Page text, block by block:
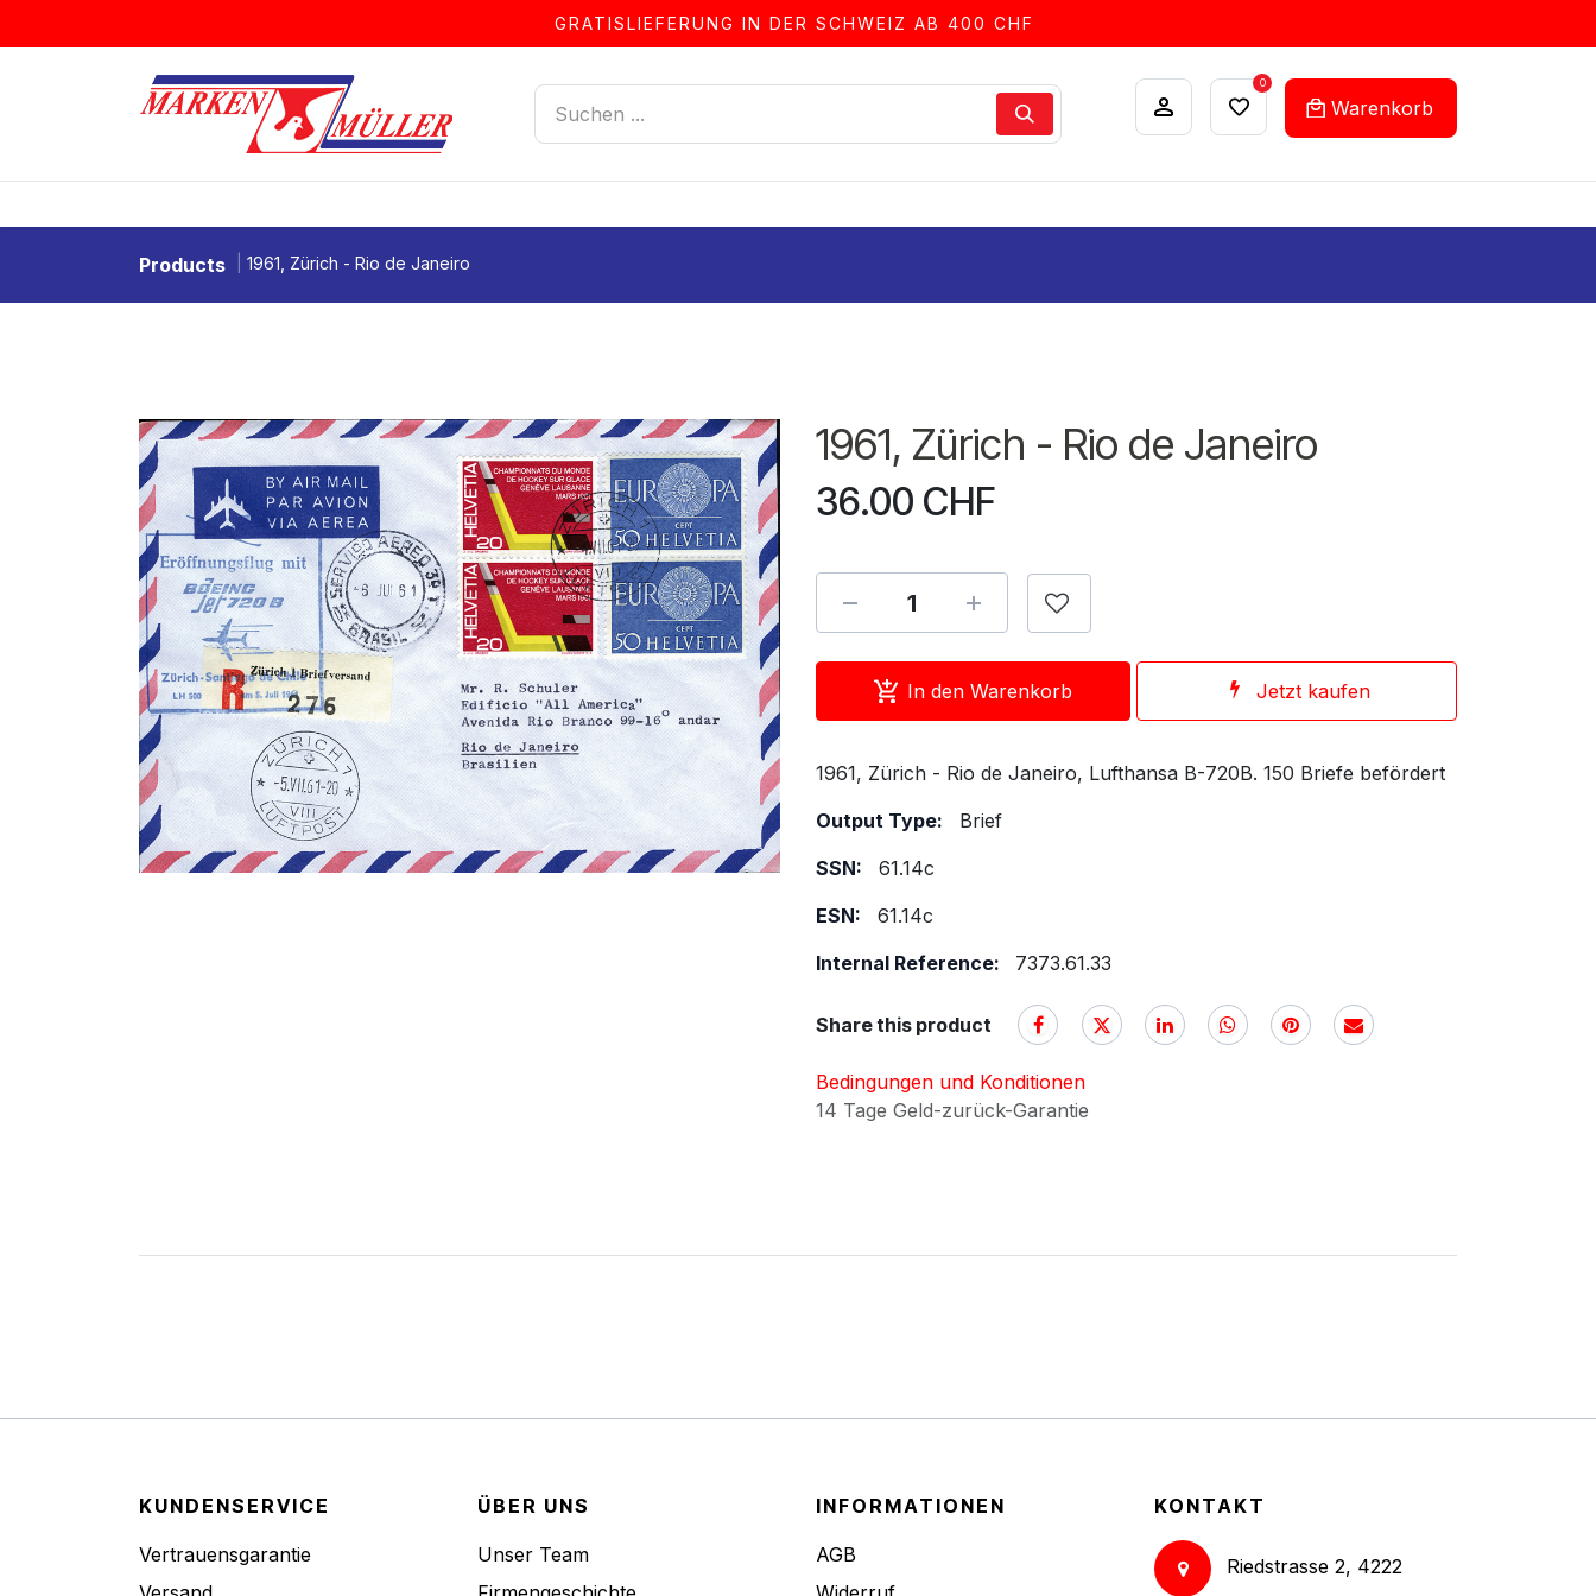
GRATISLIEFERUNG IN DER SCHWEIZ AB 400 CHF
0
Warenkorb
Products 1961, Zürich - Rio de Janeiro
1961, Zürich - Rio de Janeiro
36.00 CHF
In den Warenkorb Jetzt kaufen
1961, Zürich - Rio de Janeiro, Lufthansa B-720B. 150 Briefe befördert
Output Type:
Brief
SSN:
61.14c
ESN:
61.14c
Internal Reference:
7373.61.33
Share this product
Bedingungen und Konditionen
14 Tage Geld-zurück-Garantie
KUNDENSERVICE
Vertrauensgarantie
ÜBER UNS
Unser Team
INFORMATIONEN
AGB
KONTAKT
Riedstrasse 2, 4222